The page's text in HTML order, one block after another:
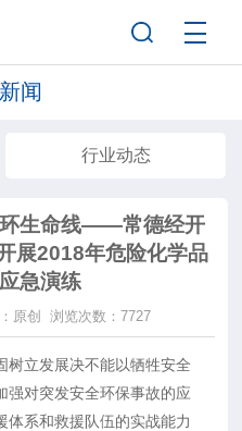
闻
行业动态
环生命线——常德经开
展2018年危险化学品
急演练
原创 浏览次数：7727
立发展决不能以牺牲安全
强对突发安全环保事故的应
体系和救援队伍的实战能力